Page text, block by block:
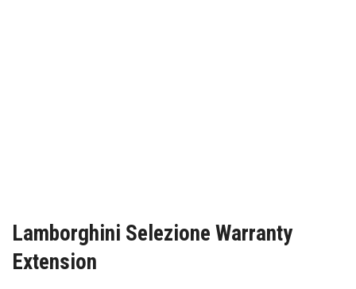
Lamborghini Selezione Warranty
Extension